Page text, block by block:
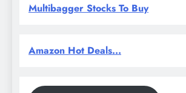
Multibagger Stocks To Buy
Amazon Hot Deals...